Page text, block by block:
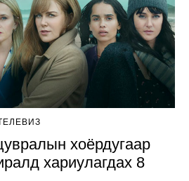
хоёрдугаар
хариулагдах 8